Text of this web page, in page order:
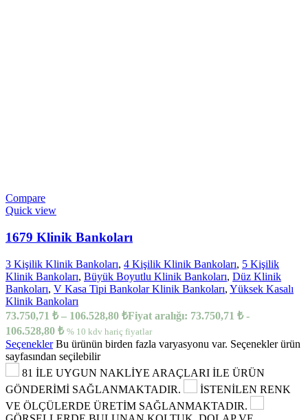
Compare
Quick view
1679 Klinik Bankoları
3 Kişilik Klinik Bankoları, 4 Kişilik Klinik Bankoları, 5 Kişilik
Klinik Bankoları, Büyük Boyutlu Klinik Bankoları, Düz Klinik
Bankoları, V Kasa Tipi Bankolar Klinik Bankoları, Yüksek Kasalı
Klinik Bankoları
73.750,71 ₺ – 106.528,80 ₺Fiyat aralığı: 73.750,71 ₺ -
106.528,80 ₺ % 10 kdv hariç fiyatlar
Seçenekler Bu ürünün birden fazla varyasyonu var. Seçenekler ürün
sayfasından seçilebilir
81 İLE UYGUN NAKLİYE ARAÇLARI İLE ÜRÜN
GÖNDERİMİ SAĞLANMAKTADIR.
İSTENİLEN RENK
VE ÖLÇÜLERDE ÜRETİM SAĞLANMAKTADIR.